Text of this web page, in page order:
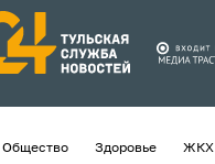
Общество Здоровье ЖКХ